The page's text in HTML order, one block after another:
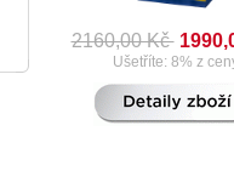
2160,00 Kč
Ušetříte: 8% z